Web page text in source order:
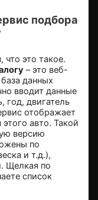
подбора
это такое.
– это веб-
данных
вводит данные
год, двигатель
отображает
авто. Такой
версию
по
и т.д.),
Щелкая по
список